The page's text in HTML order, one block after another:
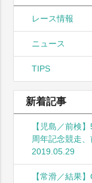
レース情報
ニュース
TIPS
新着記事
【児島／前検
周年記念競走
2019.05.29
【常滑／結果